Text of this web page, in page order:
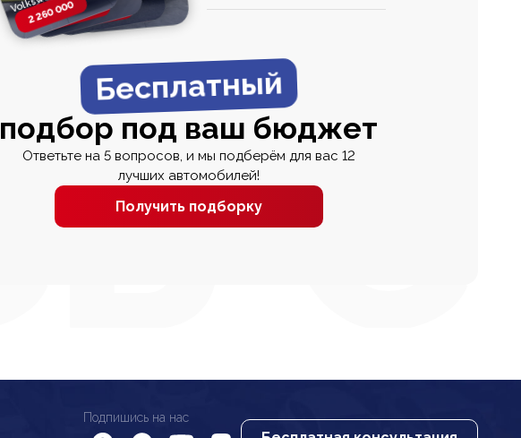
2 260 0002 820 000
2 820 0002 670 000
Бесплатный
подбор под ваш бюджет
Ответьте на 5 вопросов, и мы подберём для вас 12
лучших автомобилей!
Получить подборку
Подпишись на нас